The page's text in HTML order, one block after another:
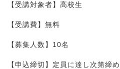
【受講対象者】高校生
【受講費】無料
【募集人数】10名
【申込締切】定員に達し次第締